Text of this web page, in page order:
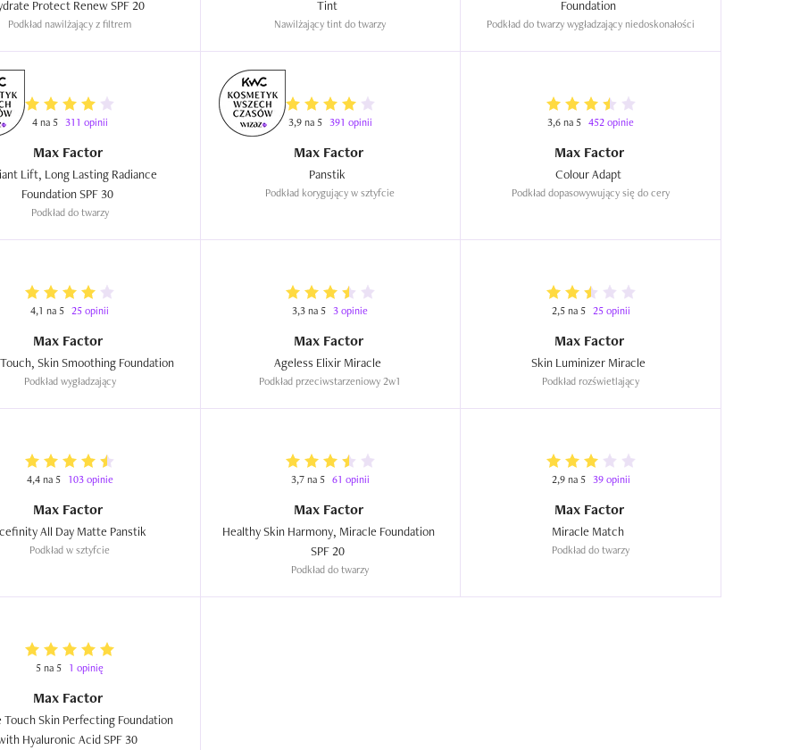
Podkład nawilżający z filtrem Nawilżający tint do twarzy Podkład do twarzy wygładzający niedoskonałości
4 na 5 311 opinii
Max Factor
Lift, Long Lasting Radiance
Podkład do twarzy
3,9 na 5 391 opinii
Max Factor
Podkład korygujący w sztyfcie
3,6 na 5 452 opinie
Max Factor
Podkład dopasowywujący się do cery
4,1 na 5 25 opinii
Max Factor
Podkład wygładzający
3,3 na 5 3 opinie
Max Factor
Podkład przeciwstarzeniowy 2w1
2,5 na 5 25 opinii
Max Factor
Podkład rozświetlający
4,4 na 5 103 opinie
Max Factor
Podkład w sztyfcie
3,7 na 5 61 opinii
Max Factor
Healthy Skin Harmony, Miracle Foundation
Podkład do twarzy
2,9 na 5 39 opinii
Max Factor
Podkład do twarzy
5 na 5 1 opinię
Max Factor
Touch Skin Perfecting Foundation